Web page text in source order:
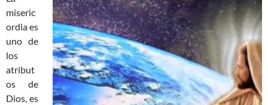
miseric
ordia es
uno de
los
atribut
os de
Dios, es